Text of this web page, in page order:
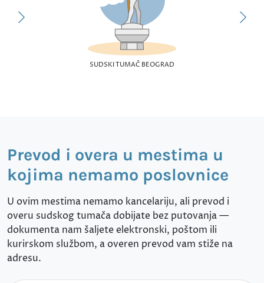
SUDSKI TUMAČ BEOGRAD
Prevod i overa u mestima u
kojima nemamo poslovnice
U ovim mestima nemamo kancelariju, ali prevod i
overu sudskog tumača dobijate bez putovanja —
dokumenta nam šaljete elektronski, poštom ili
kurirskom službom, a overen prevod vam stiže na
adresu.